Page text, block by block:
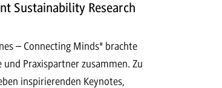
Sustainability Research
– Connecting Minds" brachte
Praxispartner zusammen. Zu
inspirierenden Keynotes,